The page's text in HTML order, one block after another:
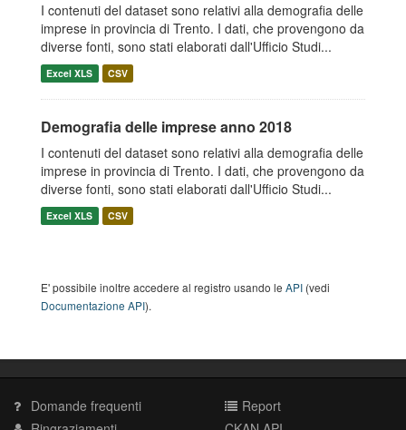
I contenuti del dataset sono relativi alla demografia delle
imprese in provincia di Trento. I dati, che provengono da
diverse fonti, sono stati elaborati dall'Ufficio Studi...
Excel XLS CSV
Demografia delle imprese anno 2018
I contenuti del dataset sono relativi alla demografia delle
imprese in provincia di Trento. I dati, che provengono da
diverse fonti, sono stati elaborati dall'Ufficio Studi...
Excel XLS CSV
E' possibile inoltre accedere al registro usando le API (vedi
Documentazione API).
Domande frequenti
Report